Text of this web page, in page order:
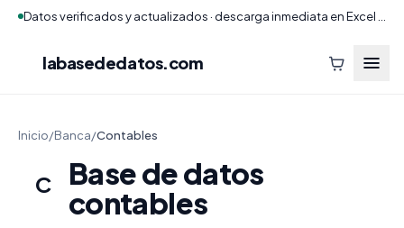
labasededatos.com
Inicio/Banca/Contables
C
Base de datos
contables